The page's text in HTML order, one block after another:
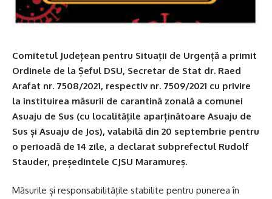
Comitetul Județean pentru Situații de Urgență a primit
Ordinele de la Șeful DSU, Secretar de Stat dr. Raed
Arafat nr. 7508/2021, respectiv nr. 7509/2021 cu privire
la instituirea măsurii de carantină zonală a comunei
Asuaju de Sus (cu localitățile aparținătoare Asuaju de
Sus și Asuaju de Jos), valabilă din 20 septembrie pentru
o perioadă de 14 zile, a declarat subprefectul Rudolf
Stauder, președintele CJSU Maramureș.
Măsurile și responsabilitățile stabilite pentru punerea în